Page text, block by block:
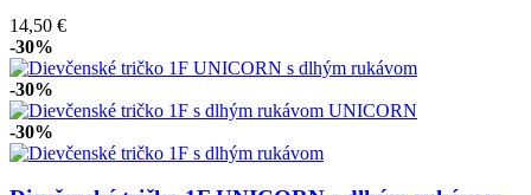
14,50 €
-30%
-30%
-30%